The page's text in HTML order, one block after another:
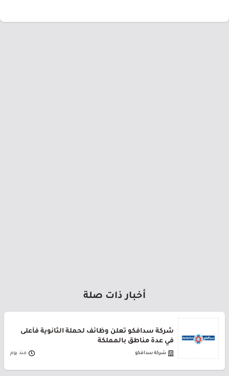
أخبار ذات صلة
شركة سدافكو تعلن وظائف لحملة الثانوية فأعلى
في عدة مناطق بالمملكة
شركة سدافكو منذ يوم